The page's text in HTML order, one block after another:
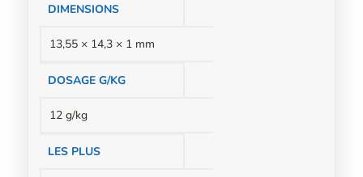
DIMENSIONS
13,55 × 14,3 × 1 mm
DOSAGE G/KG
12 g/kg
LES PLUS